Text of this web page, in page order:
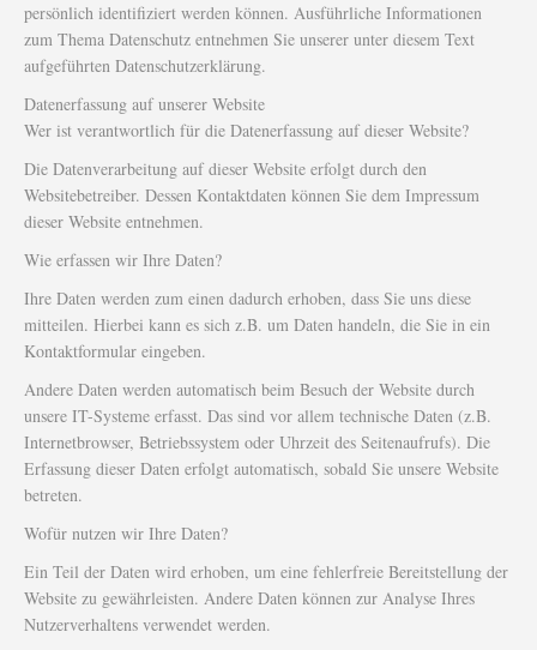
persönlich identifiziert werden können. Ausführliche Informationen
zum Thema Datenschutz entnehmen Sie unserer unter diesem Text
aufgeführten Datenschutzerklärung.
Datenerfassung auf unserer Website
Wer ist verantwortlich für die Datenerfassung auf dieser Website?
Die Datenverarbeitung auf dieser Website erfolgt durch den
Websitebetreiber. Dessen Kontaktdaten können Sie dem Impressum
dieser Website entnehmen.
Wie erfassen wir Ihre Daten?
Ihre Daten werden zum einen dadurch erhoben, dass Sie uns diese
mitteilen. Hierbei kann es sich z.B. um Daten handeln, die Sie in ein
Kontaktformular eingeben.
Andere Daten werden automatisch beim Besuch der Website durch
unsere IT-Systeme erfasst. Das sind vor allem technische Daten (z.B.
Internetbrowser, Betriebssystem oder Uhrzeit des Seitenaufrufs). Die
Erfassung dieser Daten erfolgt automatisch, sobald Sie unsere Website
betreten.
Wofür nutzen wir Ihre Daten?
Ein Teil der Daten wird erhoben, um eine fehlerfreie Bereitstellung der
Website zu gewährleisten. Andere Daten können zur Analyse Ihres
Nutzerverhaltens verwendet werden.